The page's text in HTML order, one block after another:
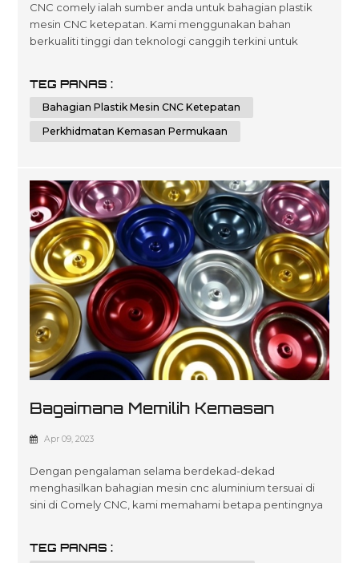
CNC comely ialah sumber anda untuk bahagian plastik
mesin CNC ketepatan. Kami menggunakan bahan
berkualiti tinggi dan teknologi canggih terkini untuk
dalam pelbagai jenis industri seperti automotif,
pembuatan peranti perubatan, elektronik dan
pembungkusan. Kepakaran kami terletak pada
TEG PANAS :
Bahagian Plastik Mesin CNC Ketepatan
Perkhidmatan Kemasan Permukaan
Bagaimana Memilih Kemasan
Permukaan Yang Tepat Untuk
Apr 09, 2023
Dengan pengalaman selama berdekad-dekad
menghasilkan bahagian mesin cnc aluminium tersuai di
sini di Comely CNC, kami memahami betapa pentingnya
persembahan keseluruhan. selepas masa untuk
TEG PANAS :